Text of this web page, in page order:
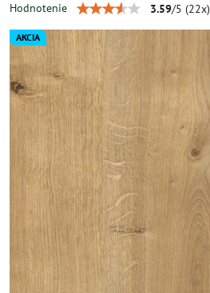
AKCIA
Hodnotenie 3.59/5 (22x)